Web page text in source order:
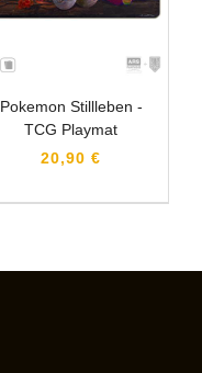
Pokemon Stillleben -
TCG Playmat
20,90 €